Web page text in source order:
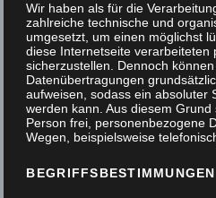
Wir haben als für die
zahlreiche technische und
umgesetzt, um einen möglichst
diese Internetseite verarbeiteten
sicherzustellen. Dennoch
Datenübertragungen
aufweisen, sodass ein absoluter
werden kann. Aus diesem
Person frei, personenbezogene
Wegen, beispielsweise
BEGRIFFSBESTIMMUNGEN